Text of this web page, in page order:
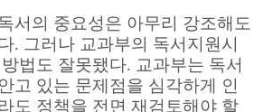
서의 중요성은 아무리 강조해도
. 그러나 교과부의 독서지원시
법도 잘못됐다. 교과부는 독서
고 있는 문제점을 심각하게 인
도 정책을 전면 재검토해야 할